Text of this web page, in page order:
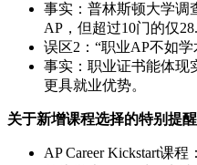
事实：普林斯顿大学调
AP，但超过10门的仅
误区2：“职业AP不如学
事实：职业证书能体现
更具就业优势。
关于新增课程选择的特别提醒
AP Career Kickstart课